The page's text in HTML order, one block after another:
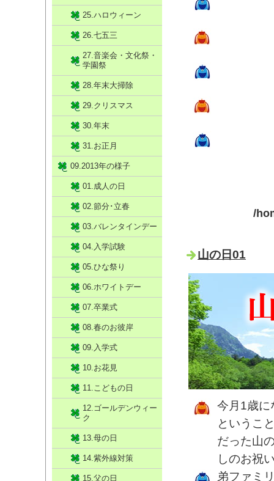
/
山の日01
今月1歳に
というこ
だった山
しのお祝
弟ファミ
25.ハロウィーン
26.七五三
27.音楽会・文化祭・
学園祭
28.年末大掃除
29.クリスマス
30.年末
31.お正月
09.2013年の様子
01.成人の日
02.節分･立春
03.バレンタインデー
04.入学試験
05.ひな祭り
06.ホワイトデー
07.卒業式
08.春のお彼岸
09.入学式
10.お花見
11.こどもの日
12.ゴールデンウィー
ク
13.母の日
14.紫外線対策
15.父の日